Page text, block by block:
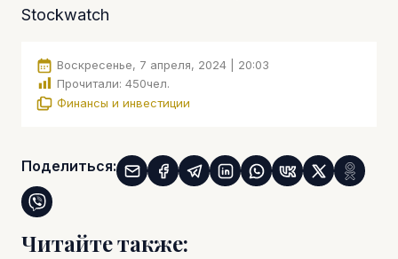
Stockwatch
Воскресенье, 7 апреля, 2024 | 20:03
Прочитали: 450чел.
Финансы и инвестиции
Поделиться:
Читайте также: